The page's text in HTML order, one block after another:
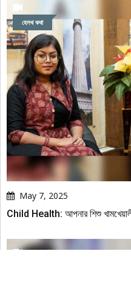
হেলথ কথা
May 7, 2025
Child Health: আপনার শিশু